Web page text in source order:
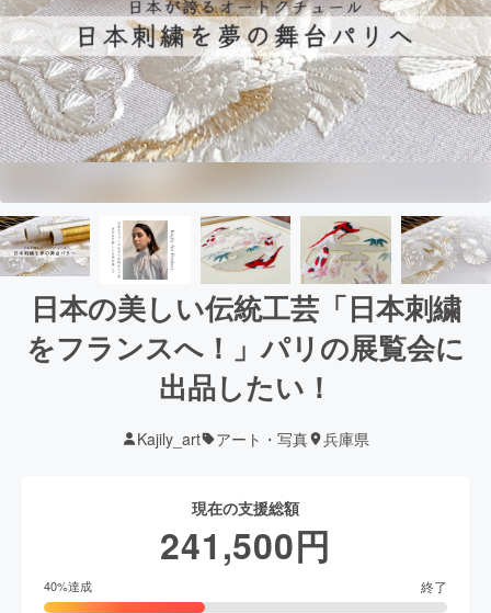
日本の美しい伝統工芸「日本刺繍
をフランスへ！」パリの展覧会に
出品したい！
Kajily_art アート・写真 兵庫県
現在の支援総額
241,500円
40%達成 終了